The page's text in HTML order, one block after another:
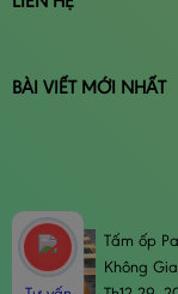
BÀI VIẾT MỚI NHẤT
Tấm ốp
Không